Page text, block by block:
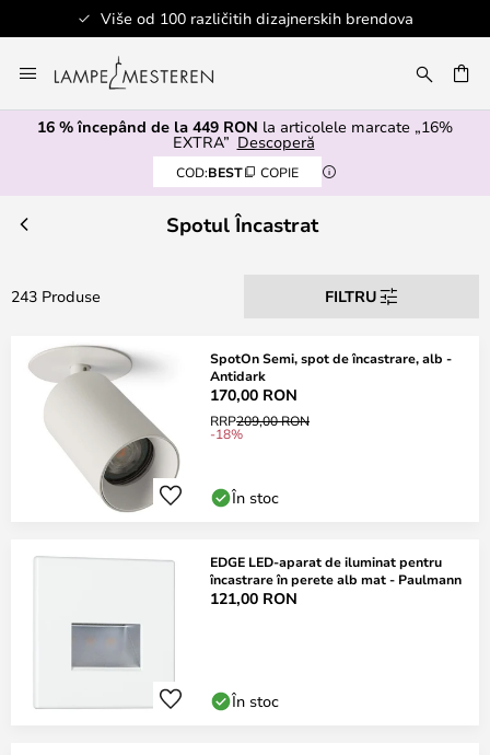
Sigurno plaćanje
la
Continut
16 % începând de la 449 RON la articolele marcate „16%
EXTRA” Descoperă
COD:BEST COPIE
Spotul Încastrat
243 Produse FILTRU
SpotOn Semi, spot de încastrare, alb -
Antidark
170,00 RON
RRP209,00 RON
-18%
În stoc
EDGE LED-aparat de iluminat pentru
încastrare în perete alb mat - Paulmann
121,00 RON
În stoc